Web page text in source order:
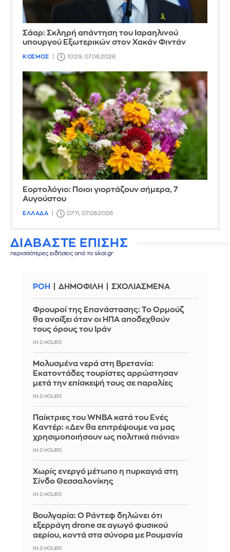
Σάαρ: Σκληρή απάντηση του Ισραηλινού
υπουργού Εξωτερικών στον Χακάν Φιντάν
ΚΟΣΜΟΣ 10:29, 07.08.2026
Εορτολόγιο: Ποιοι γιορτάζουν σήμερα, 7
Αυγούστου
ΕΛΛΑΔΑ 07:11, 07.08.2026
ΔΙΑΒΑΣΤΕ ΕΠΙΣΗΣ
περισσότερες ειδήσεις από το skai.gr
ΡΟΗ ΔΗΜΟΦΙΛΗ ΣΧΟΛΙΑΣΜΕΝΑ
Φρουροί της Επανάστασης: Το Ορμούζ
θα ανοίξει όταν οι ΗΠΑ αποδεχθούν
τους όρους του Ιράν
IN 2 HOURS
Μολυσμένα νερά στη Βρετανία:
Εκατοντάδες τουρίστες αρρώστησαν
μετά την επίσκεψή τους σε παραλίες
IN 2 HOURS
Παίκτριες του WNBA κατά του Ενές
Καντέρ: «Δεν θα επιτρέψουμε να μας
χρησιμοποιήσουν ως πολιτικά πιόνια»
IN 2 HOURS
Χωρίς ενεργό μέτωπο η πυρκαγιά στη
Σίνδο Θεσσαλονίκης
IN 2 HOURS
Βουλγαρία: Ο Ράντεφ δηλώνει ότι
εξερράγη drone σε αγωγό φυσικού
αερίου, κοντά στα σύνορα με Ρουμανία
IN 2 HOURS